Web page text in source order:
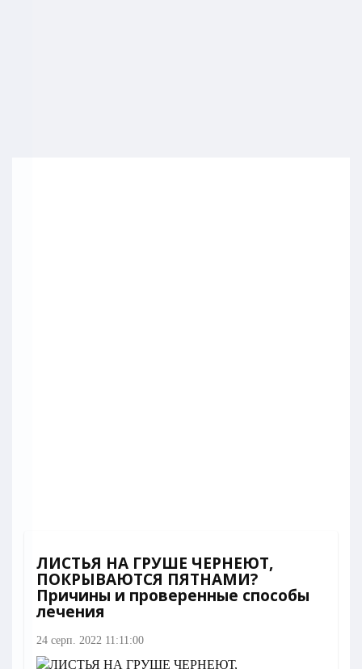
ЛИСТЬЯ НА ГРУШЕ ЧЕРНЕЮТ,
ПОКРЫВАЮТСЯ ПЯТНАМИ?
Причины и проверенные способы
лечения
24 серп. 2022 11:11:00